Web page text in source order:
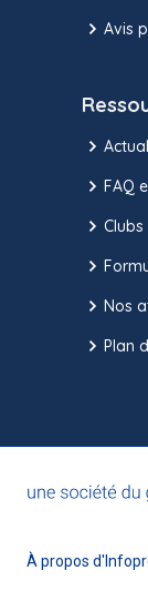
Avis
FAQ
Clubs
Nos
Plan